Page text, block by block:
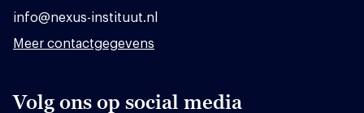
info@nexus-instituut.nl
Meer contactgegevens
Volg ons op social media